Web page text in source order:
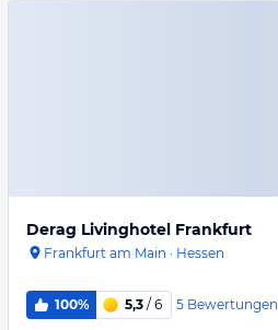
Derag Livinghotel Frankfurt
Frankfurt am Main · Hessen
100% 5,3 / 6 5 Bewertungen